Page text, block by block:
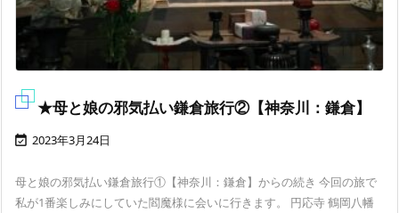
★母と娘の邪気払い鎌倉旅行②【神奈川：鎌倉】
 2023年3月24日
母と娘の邪気払い鎌倉旅行①【神奈川：鎌倉】からの続き 今回の旅で
私が1番楽しみにしていた閻魔様に会いに行きます。 円応寺 鶴岡八幡